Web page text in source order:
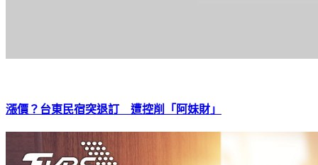
漲價？台東民宿突退訂 遭控削「阿妹財」